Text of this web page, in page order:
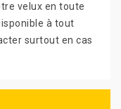
velux en toute
à tout
surtout en cas